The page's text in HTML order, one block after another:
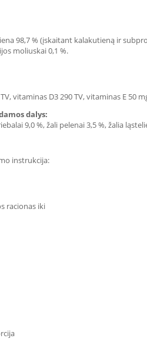
98,7 % (įskaitant kalakutieną ir
moliuskai 0,1 %.
vitaminas D3 290 TV, vitaminas E 50
dalys:
9,0 %, žali pelenai 3,5 %, žalia
instrukcija:
racionas iki